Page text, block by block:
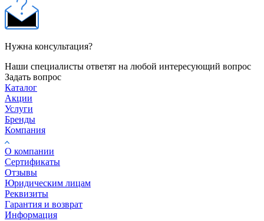
Нужна консультация?
Наши специалисты ответят на любой интересующий вопрос
Задать вопрос
Каталог
Акции
Услуги
Бренды
Компания
О компании
Сертификаты
Отзывы
Юридическим лицам
Реквизиты
Гарантия и возврат
Информация